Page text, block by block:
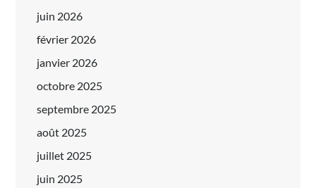
juin 2026
février 2026
janvier 2026
octobre 2025
septembre 2025
août 2025
juillet 2025
juin 2025